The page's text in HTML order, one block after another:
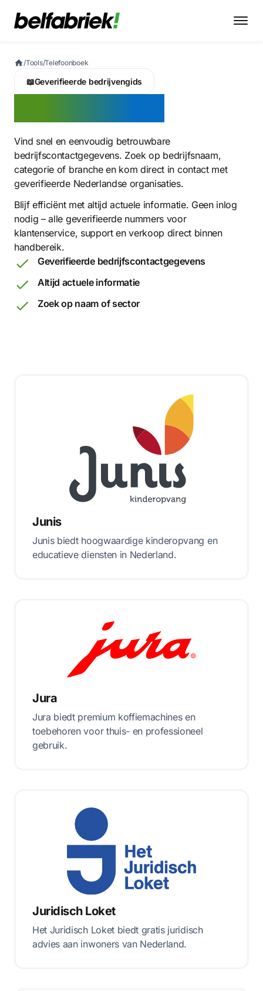
/Tools/Telefoonboek
📖Geverifieerde bedrijvengids
Vind snel en eenvoudig betrouwbare
bedrijfscontactgegevens. Zoek op bedrijfsnaam,
categorie of branche en kom direct in contact met
geverifieerde Nederlandse organisaties.
Blijf efficiënt met altijd actuele informatie. Geen inlog
nodig – alle geverifieerde nummers voor
klantenservice, support en verkoop direct binnen
handbereik.
Geverifieerde bedrijfscontactgegevens
Altijd actuele informatie
Zoek op naam of sector
Junis
Junis biedt hoogwaardige kinderopvang en
educatieve diensten in Nederland.
Jura
Jura biedt premium koffiemachines en
toebehoren voor thuis- en professioneel
gebruik.
Juridisch Loket
Het Juridisch Loket biedt gratis juridisch
advies aan inwoners van Nederland.